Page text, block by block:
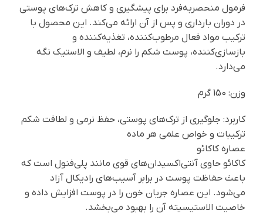
فرمول منحصربه‌فرد برای پیشگیری و کاهش ترک‌های پوستی
در دوران بارداری و پس از آن ارائه می‌کند. این محصول با
ترکیب مواد فعال مرطوب‌کننده، تغذیه‌کننده و
بازسازی‌کننده، پوست شکم را نرم، لطیف و الاستیک نگه
می‌دارد.
وزن: 150 گرم
کاربرد: جلوگیری از ترک‌های پوستی، حفظ نرمی و لطافت شکم
ترکیبات و خواص علمی هر ماده
عصاره کاکائو
کاکائو حاوی آنتی‌اکسیدان‌های قوی مانند پلی‌فنول است که
باعث حفاظت پوست در برابر آسیب‌های رادیکال آزاد
می‌شود. این عصاره جریان خون را در پوست افزایش داده و
خاصیت الاستیسیته آن را بهبود می‌بخشد.